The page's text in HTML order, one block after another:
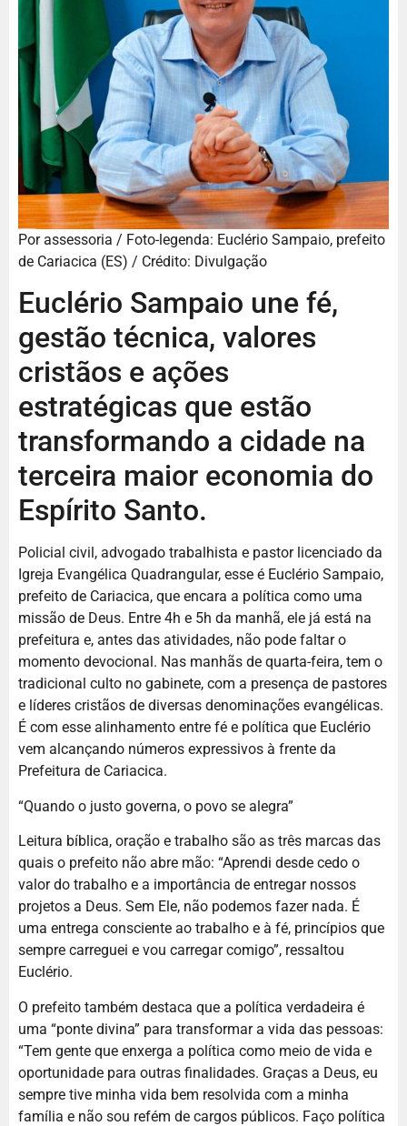
Por assessoria / Foto-legenda: Euclério Sampaio, prefeito
de Cariacica (ES) / Crédito: Divulgação
Euclério Sampaio une fé,
gestão técnica, valores
cristãos e ações
estratégicas que estão
transformando a cidade na
terceira maior economia do
Espírito Santo.
Policial civil, advogado trabalhista e pastor licenciado da
Igreja Evangélica Quadrangular, esse é Euclério Sampaio,
prefeito de Cariacica, que encara a política como uma
missão de Deus. Entre 4h e 5h da manhã, ele já está na
prefeitura e, antes das atividades, não pode faltar o
momento devocional. Nas manhãs de quarta-feira, tem o
tradicional culto no gabinete, com a presença de pastores
e líderes cristãos de diversas denominações evangélicas.
É com esse alinhamento entre fé e política que Euclério
vem alcançando números expressivos à frente da
Prefeitura de Cariacica.
“Quando o justo governa, o povo se alegra”
Leitura bíblica, oração e trabalho são as três marcas das
quais o prefeito não abre mão: “Aprendi desde cedo o
valor do trabalho e a importância de entregar nossos
projetos a Deus. Sem Ele, não podemos fazer nada. É
uma entrega consciente ao trabalho e à fé, princípios que
sempre carreguei e vou carregar comigo”, ressaltou
Euclério.
O prefeito também destaca que a política verdadeira é
uma “ponte divina” para transformar a vida das pessoas:
“Tem gente que enxerga a política como meio de vida e
oportunidade para outras finalidades. Graças a Deus, eu
sempre tive minha vida bem resolvida com a minha
família e não sou refém de cargos públicos. Faço política